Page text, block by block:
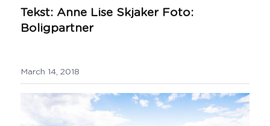
Tekst: Anne Lise Skjaker Foto:
Boligpartner
March 14, 2018